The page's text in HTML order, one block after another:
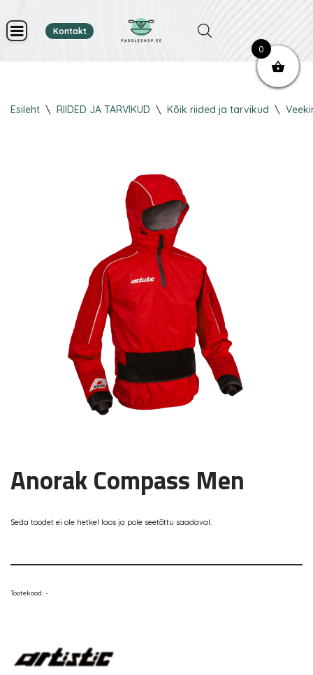
Skip
content
Kontakt
Esileht \ RIIDED JA TARVIKUD \ Kõik riided ja tarvikud \
Anorak Compass Men
Seda toodet ei ole hetkel laos ja pole seetõttu saadaval.
Tootekood: -
0